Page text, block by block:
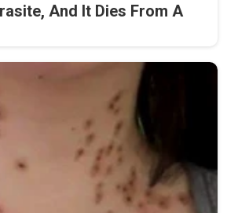
And It Dies From A